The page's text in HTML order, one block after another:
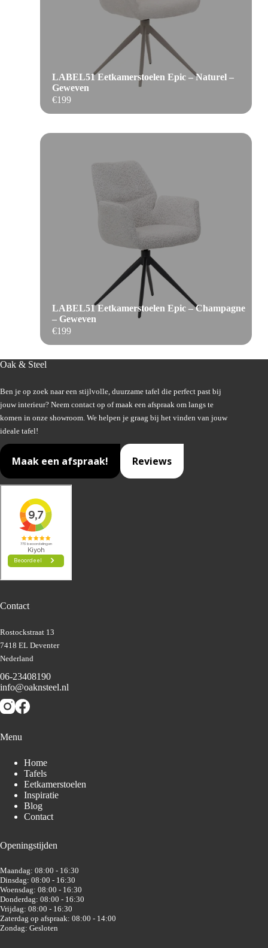
€199
LABEL51 Eetkamerstoelen Epic – Naturel –
Geweven
€199
LABEL51 Eetkamerstoelen Epic – Champagne
– Geweven
Oak & Steel
Ben je op zoek naar een stijlvolle, duurzame tafel die perfect past bij
jouw interieur? Neem contact op of maak een afspraak om langs te
komen in onze showroom. We helpen je graag bij het vinden van jouw
ideale tafel!
Maak een afspraak! Reviews
Contact
Rostockstraat 13
7418 EL Deventer
Nederland
06-23408190
info@oaknsteel.nl
Menu
Home
Tafels
Eetkamerstoelen
Inspiratie
Blog
Contact
Openingstijden
Maandag: 08:00 - 16:30
Dinsdag: 08:00 - 16:30
Woensdag: 08:00 - 16:30
Donderdag: 08:00 - 16:30
Vrijdag: 08:00 - 16:30
Zaterdag op afspraak: 08:00 - 14:00
Zondag: Gesloten